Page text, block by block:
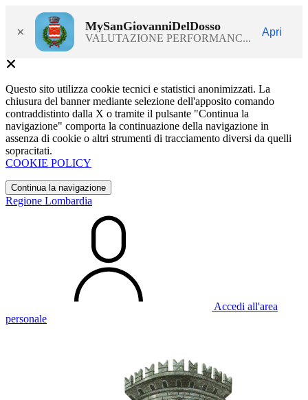
× MySanGiovanniDelDosso
VALUTAZIONE PERFORMANC...
Apri
Questo sito utilizza cookie tecnici e statistici anonimizzati. La
chiusura del banner mediante selezione dell'apposito comando
contraddistinto dalla X o tramite il pulsante "Continua la
navigazione" comporta la continuazione della navigazione in
assenza di cookie o altri strumenti di tracciamento diversi da quelli
sopracitati.
COOKIE POLICY
Continua la navigazione
Regione Lombardia
Accedi all'area
personale